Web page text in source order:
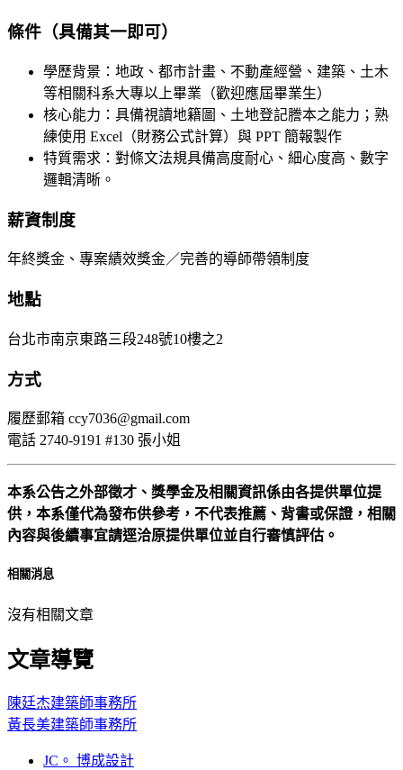
條件（具備其一即可）
學歷背景：地政、都市計畫、不動產經營、建築、土木
等相關科系大專以上畢業（歡迎應屆畢業生）
核心能力：具備視讀地籍圖、土地登記謄本之能力；熟
練使用 Excel（財務公式計算）與 PPT 簡報製作
特質需求：對條文法規具備高度耐心、細心度高、數字
邏輯清晰。
薪資制度
年終獎金、專案績效獎金／完善的導師帶領制度
地點
台北市南京東路三段248號10樓之2
方式
履歷郵箱 ccy7036@gmail.com
電話 2740-9191 #130 張小姐
本系公告之外部徵才、獎學金及相關資訊係由各提供單位提
供，本系僅代為發布供參考，不代表推薦、背書或保證，相關
內容與後續事宜請逕洽原提供單位並自行審慎評估。
相關消息
沒有相關文章
文章導覽
陳廷杰建築師事務所
黃長美建築師事務所
JC。 博成設計